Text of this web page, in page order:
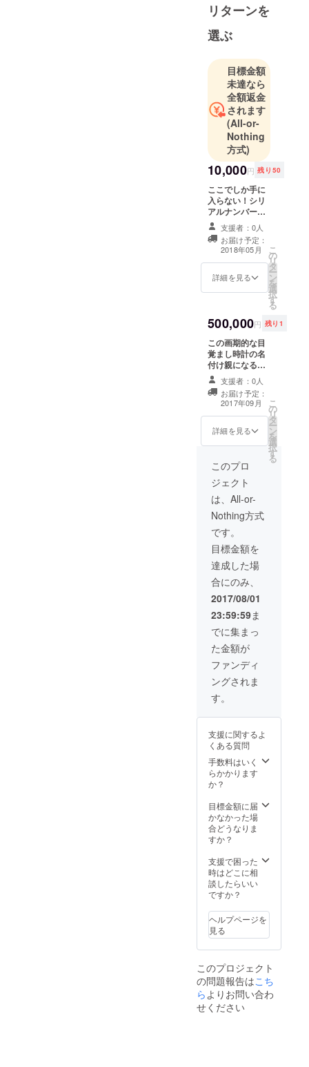
リターンを
選ぶ
目標金額
未達なら
全額返金
されます
(All-or-
Nothing
方式)
10,000円 残り50
ここでしか手に
入らない！シリ
アルナンバー付
き限定カラーの
目覚まし時計を
プレゼント！
支援者：0人
お届け予定：
2018年05月
詳細を見る
こ
の
リ
タ
ー
ン
を
選
択
す
る
500,000円 残り1
この画期的な目
覚まし時計の名
付け親になる権
利をプレゼント
させていただき
ます！
支援者：0人
お届け予定：
2017年09月
詳細を見る
こ
の
リ
タ
ー
ン
を
選
択
す
る
このプロ
ジェクト
は、All-or-
Nothing方式
です。
目標金額を
達成した場
合にのみ、
2017/08/01
23:59:59ま
でに集まっ
た金額が
ファンディ
ングされま
す。
支援に関するよ
くある質問
手数料はいく
らかかります
か？
目標金額に届
かなかった場
合どうなりま
すか？
支援で困った
時はどこに相
談したらいい
ですか？
ヘルプページを
見る
このプロジェクト
の問題報告はこち
ら よりお問い合わ
せください